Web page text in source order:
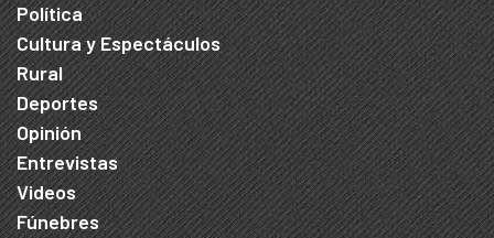
Política
Cultura y Espectáculos
Rural
Deportes
Opinión
Entrevistas
Videos
Fúnebres